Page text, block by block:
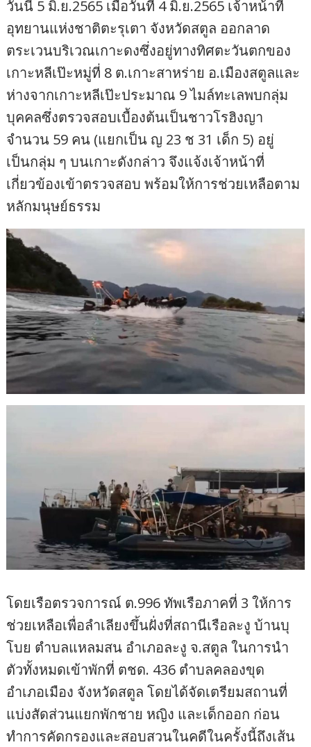
วันนี้ 5 มิ.ย.2565 เมื่อวันที่ 4 มิ.ย.2565 เจ้าหน้าที่
อุทยานแห่งชาติตะรุเตา จังหวัดสตูล ออกลาด
ตระเวนบริเวณเกาะดงซึ่งอยู่ทางทิศตะวันตกของ
เกาะหลีเป๊ะหมู่ที่ 8 ต.เกาะสาหร่าย อ.เมืองสตูลและ
ห่างจากเกาะหลีเป๊ะประมาณ 9 ไมล์ทะเลพบกลุ่ม
บุคคลซึ่งตรวจสอบเบื้องต้นเป็นชาวโรฮิงญา
จำนวน 59 คน (แยกเป็น ญ 23 ช 31 เด็ก 5) อยู่
เป็นกลุ่ม ๆ บนเกาะดังกล่าว จึงแจ้งเจ้าหน้าที่
เกี่ยวข้องเข้าตรวจสอบ พร้อมให้การช่วยเหลือตาม
หลักมนุษย์ธรรม
โดยเรือตรวจการณ์ ต.996 ทัพเรือภาคที่ 3 ให้การ
ช่วยเหลือเพื่อลำเลียงขึ้นฝั่งที่สถานีเรือละงู บ้านบุ
โบย ตำบลแหลมสน อำเภอละงู จ.สตูล ในการนำ
ตัวทั้งหมดเข้าพักที่ ตชด. 436 ตำบลคลองขุด
อำเภอเมือง จังหวัดสตูล โดยได้จัดเตรียมสถานที่
แบ่งสัดส่วนแยกพักชาย หญิง และเด็กออก ก่อน
ทำการคัดกรองและสอบสวนในคดีในครั้งนี้ถึงเส้น